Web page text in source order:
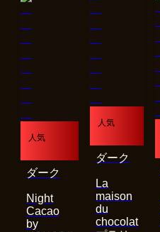
人気
Night
Cacao
by
ダーク
人気
La
maison
du
chocolat
ダーク